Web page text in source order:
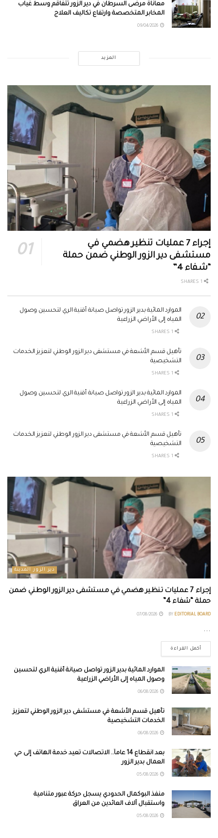
معاناة مرضى السرطان في دير الزور تتفاقم وسط غياب
المخابر المتخصصة وارتفاع تكاليف العلاج
المزيد
إجراء 7 عمليات تنظير هضمي في
مستشفى دير الزور الوطني ضمن حملة
“شفاء 4”
الموارد المائية بدير الزور تواصل صيانة أقنية الري لتحسين وصول
المياه إلى الأراضي الزراعية
تأهيل قسم الأشعة في مستشفى دير الزور الوطني لتعزيز الخدمات
التشخيصية
الموارد المائية بدير الزور تواصل صيانة أقنية الري لتحسين وصول
المياه إلى الأراضي الزراعية
تأهيل قسم الأشعة في مستشفى دير الزور الوطني لتعزيز الخدمات
التشخيصية
دير الزور المدينة
إجراء 7 عمليات تنظير هضمي في مستشفى دير الزور الوطني ضمن
حملة “شفاء 4”
BY EDITORIAL BOARD
...
أكمل القراءة
الموارد المائية بدير الزور تواصل صيانة أقنية الري لتحسين
وصول المياه إلى الأراضي الزراعية
تأهيل قسم الأشعة في مستشفى دير الزور الوطني لتعزيز
الخدمات التشخيصية
بعد انقطاع 14 عاماً.. الاتصالات تعيد خدمة الهاتف إلى حي
العمال بدير الزور
منفذ البوكمال الحدودي يسجل حركة عبور متنامية
واستقبال آلاف العائدين من العراق